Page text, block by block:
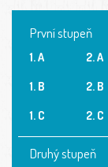
První stupeň
1. A
1. B
1. C
2. A
2. B
2. C
Druhý stupeň